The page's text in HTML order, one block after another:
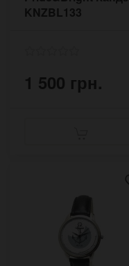
KNZBL133
1 500 грн.